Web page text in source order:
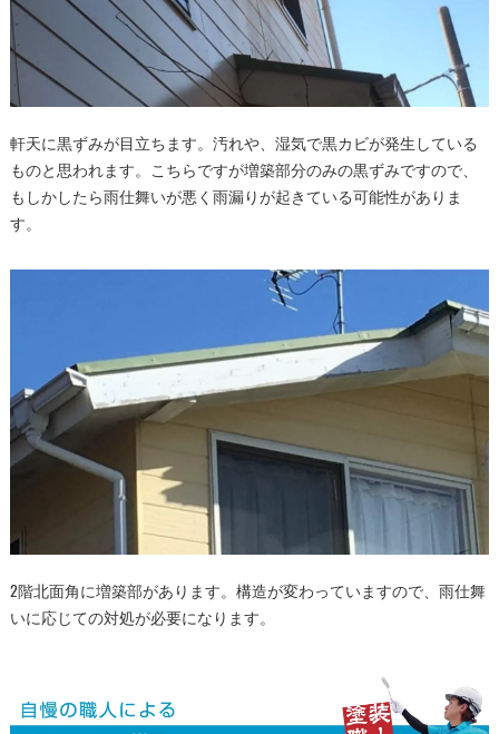
軒天に黒ずみが目立ちます。汚れや、湿気で黒カビが発生している
ものと思われます。こちらですが増築部分のみの黒ずみですので、
もしかしたら雨仕舞いが悪く雨漏りが起きている可能性がありま
す。
2階北面角に増築部があります。構造が変わっていますので、雨仕舞
いに応じての対処が必要になります。